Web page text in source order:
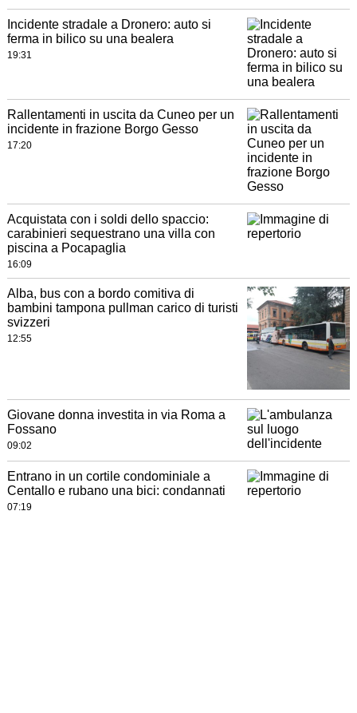
Incidente stradale a Dronero: auto si
ferma in bilico su una bealera
19:31
Rallentamenti in uscita da Cuneo per un
incidente in frazione Borgo Gesso
17:20
Acquistata con i soldi dello spaccio:
carabinieri sequestrano una villa con
piscina a Pocapaglia
16:09
Alba, bus con a bordo comitiva di
bambini tampona pullman carico di turisti
svizzeri
12:55
Giovane donna investita in via Roma a
Fossano
09:02
Entrano in un cortile condominiale a
Centallo e rubano una bici: condannati
07:19